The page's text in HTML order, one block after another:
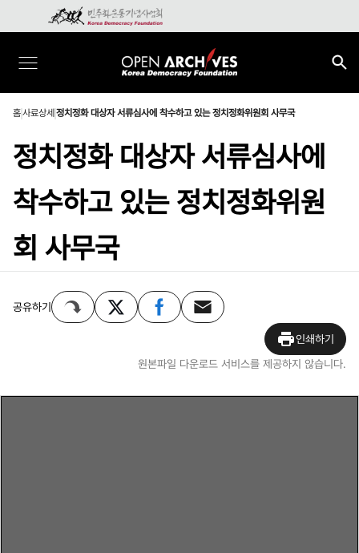
홈사료상세 정치정화 대상자 서류심사에 착수하고 있는 정치정화위원회 사무국
정치정화 대상자 서류심사에
착수하고 있는 정치정화위원
회 사무국
공유하기
인쇄하기
원본파일 다운로드 서비스를 제공하지 않습니다.